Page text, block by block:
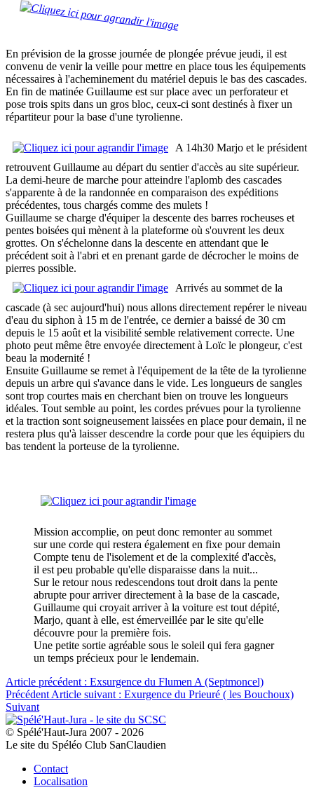
En prévision de la grosse journée de plongée prévue jeudi, il est
convenu de venir la veille pour mettre en place tous les équipements
nécessaires à l'acheminement du matériel depuis le bas des cascades.
En fin de matinée Guillaume est sur place avec un perforateur et
pose trois spits dans un gros bloc, ceux-ci sont destinés à fixer un
répartiteur pour la base d'une tyrolienne.
A 14h30 Marjo et le président
retrouvent Guillaume au départ du sentier d'accès au site supérieur.
La demi-heure de marche pour atteindre l'aplomb des cascades
s'apparente à de la randonnée en comparaison des expéditions
précédentes, tous chargés comme des mulets !
Guillaume se charge d'équiper la descente des barres rocheuses et
pentes boisées qui mènent à la plateforme où s'ouvrent les deux
grottes. On s'échelonne dans la descente en attendant que le
précédent soit à l'abri et en prenant garde de décrocher le moins de
pierres possible.
Arrivés au sommet de la
cascade (à sec aujourd'hui) nous allons directement repérer le niveau
d'eau du siphon à 15 m de l'entrée, ce dernier a baissé de 30 cm
depuis le 15 août et la visibilité semble relativement correcte. Une
photo peut même être envoyée directement à Loïc le plongeur, c'est
beau la modernité !
Ensuite Guillaume se remet à l'équipement de la tête de la tyrolienne
depuis un arbre qui s'avance dans le vide. Les longueurs de sangles
sont trop courtes mais en cherchant bien on trouve les longueurs
idéales. Tout semble au point, les cordes prévues pour la tyrolienne
et la traction sont soigneusement laissées en place pour demain, il ne
restera plus qu'à laisser descendre la corde pour que les équipiers du
bas tendent la porteuse de la tyrolienne.
Mission accomplie, on peut donc remonter au sommet
sur une corde qui restera également en fixe pour demain
Compte tenu de l'isolement et de la complexité d'accès,
il est peu probable qu'elle disparaisse dans la nuit...
Sur le retour nous redescendons tout droit dans la pente
abrupte pour arriver directement à la base de la cascade,
Guillaume qui croyait arriver à la voiture est tout dépité,
Marjo, quant à elle, est émerveillée par le site qu'elle
découvre pour la première fois.
Une petite sortie agréable sous le soleil qui fera gagner
un temps précieux pour le lendemain.
Article précédent : Exsurgence du Flumen A (Septmoncel)
Précédent Article suivant : Exurgence du Prieuré ( les Bouchoux)
Suivant
© Spélé'Haut-Jura 2007 - 2026
Le site du Spéléo Club SanClaudien
Contact
Localisation